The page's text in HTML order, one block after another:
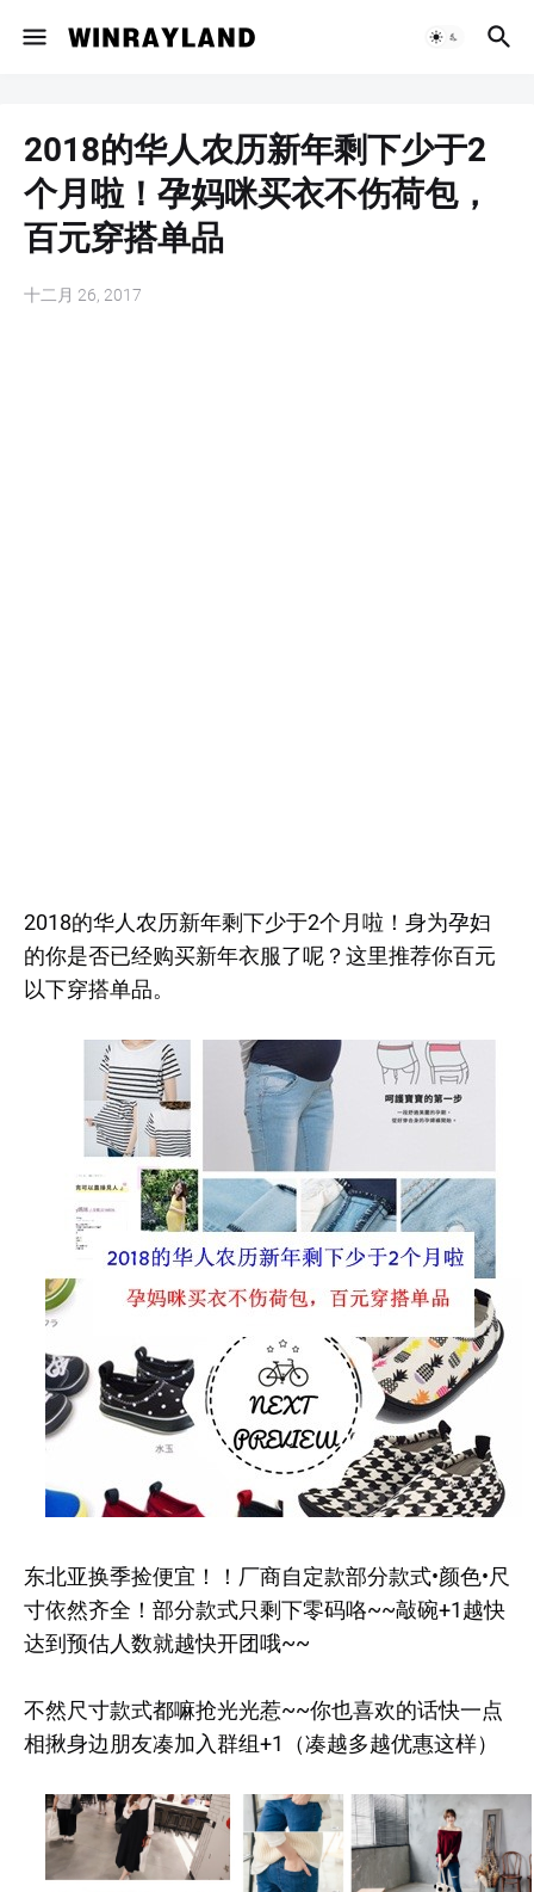
2018的华人农历新年剩下少于2
个月啦！孕妈咪买衣不伤荷包，
百元穿搭单品
十二月 26, 2017
2018的华人农历新年剩下少于2个月啦！身为孕妇
的你是否已经购买新年衣服了呢？这里推荐你百元
以下穿搭单品。
东北亚换季捡便宜！！厂商自定款部分款式•颜色•尺
寸依然齐全！部分款式只剩下零码咯~~敲碗+1越快
达到预估人数就越快开团哦~~
不然尺寸款式都嘛抢光光惹~~你也喜欢的话快一点
相揪身边朋友凑加入群组+1（凑越多越优惠这样）